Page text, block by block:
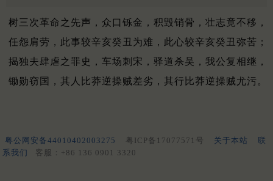
树三次革命之先声，众口铄金，积毁销骨，壮志竟不移，
任怨肩劳，此事较辛亥癸丑为难，此心较辛亥癸丑弥苦；
揭独夫肆虐之罪史，车场刺宋，驿道杀吴，我公复相继，
锄勋窃国，其人比莽逆操贼差劣，其行比莽逆操贼尤污。
粤公网安备44010402003275 粤ICP备17077571号 关于本站
联
系我们
客服：+86 136 0901 3320